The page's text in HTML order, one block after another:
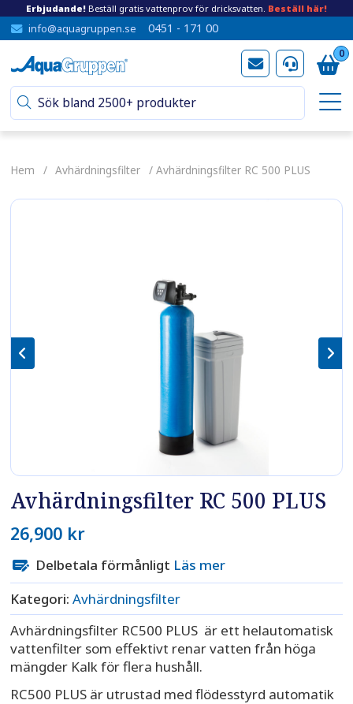
Erbjudande! Beställ gratis vattenprov för dricksvatten. Beställ här!
info@aquagruppen.se 0451 - 171 00
0
Hem / Avhärdningsfilter / Avhärdningsfilter RC 500 PLUS
Avhärdningsfilter RC 500 PLUS
26,900 kr
Delbetala förmånligt Läs mer
Kategori: Avhärdningsfilter
Avhärdningsfilter RC500 PLUS är ett helautomatisk
vattenfilter som effektivt renar vatten från höga
mängder Kalk för flera hushåll.
RC500 PLUS är utrustad med flödesstyrd automatik